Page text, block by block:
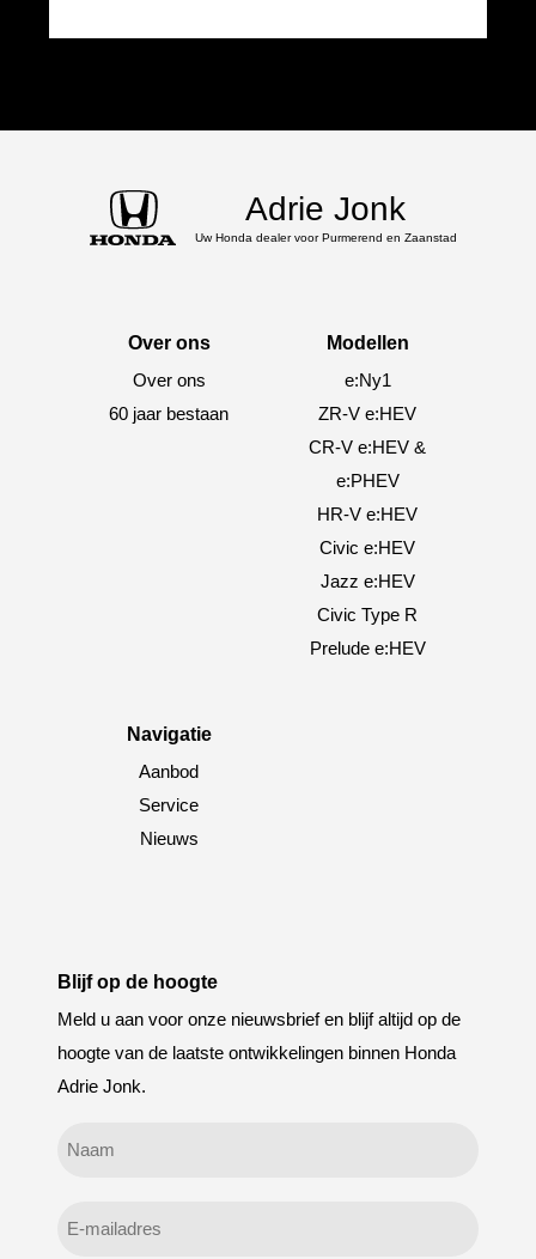
Adrie Jonk
Uw Honda dealer voor Purmerend en Zaanstad
Over ons
Over ons
60 jaar bestaan
Modellen
e:Ny1
ZR-V e:HEV
CR-V e:HEV &
e:PHEV
HR-V e:HEV
Civic e:HEV
Jazz e:HEV
Civic Type R
Prelude e:HEV
Navigatie
Aanbod
Service
Nieuws
Blijf op de hoogte
Meld u aan voor onze nieuwsbrief en blijf altijd op de
hoogte van de laatste ontwikkelingen binnen Honda
Adrie Jonk.
Geen
E-